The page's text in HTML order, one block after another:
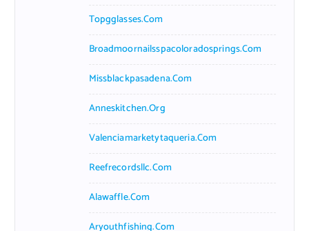
Topgglasses.com
Broadmoornailsspacoloradosprings.com
Missblackpasadena.com
Anneskitchen.org
Valenciamarketytaqueria.com
Reefrecordsllc.com
Alawaffle.com
Aryouthfishing.com